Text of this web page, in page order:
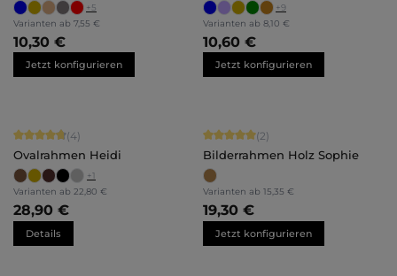
+5
Varianten ab 7,55 €
10,30 €
Jetzt konfigurieren
+9
Varianten ab 8,10 €
10,60 €
Jetzt konfigurieren
Durchschnittliche Bewertung von 4.75 von 5 Sternen
(4)
Ovalrahmen Heidi
+1
Varianten ab 22,80 €
28,90 €
Details
Durchschnittliche Bewertung von 5
(2)
Bilderrahmen Holz Sophie
Varianten ab 15,35 €
19,30 €
Jetzt konfigurieren